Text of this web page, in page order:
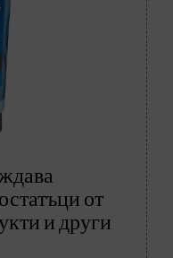
от
и други